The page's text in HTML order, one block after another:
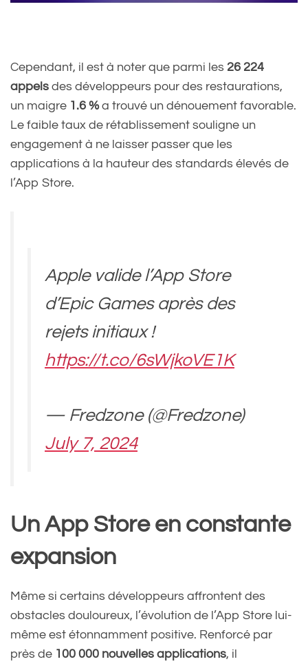
Cependant, il est à noter que parmi les 26 224
appels des développeurs pour des restaurations,
un maigre 1.6 %a trouvé un dénouement favorable.
Le faible taux de rétablissement souligne un
engagement à ne laisser passer que les
applications à la hauteur des standards élevés de
l’App Store.
Apple valide l’App Store
d’Epic Games après des
rejets initiaux !
https://t.co/6sWjkoVE1K
— Fredzone (@Fredzone)
July 7, 2024
Un App Store en constante
expansion
Même si certains développeurs affrontent des
obstacles douloureux, l’évolution de l’App Store lui-
même est étonnamment positive. Renforcé par
près de 100 000 nouvelles applications, il